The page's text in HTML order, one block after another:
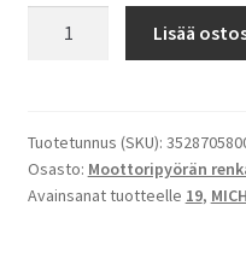
110/80
R
19
Lisää
Tuotetunnus (SKU):
Osasto: Moottoripyörän
Avainsanat tuotteelle 19,